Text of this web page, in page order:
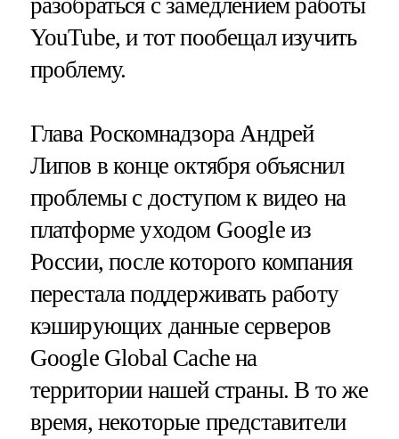
разобраться с замедлением работы
YouTube, и тот пообещал изучить
проблему.
Глава Роскомнадзора Андрей
Липов в конце октября объяснил
проблемы с доступом к видео на
платформе уходом Google из
России, после которого компания
перестала поддерживать работу
кэширующих данные серверов
Google Global Cache на
территории нашей страны. В то же
время, некоторые представители